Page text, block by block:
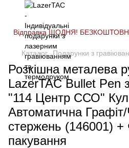
Відправка ЩОДНЯ!
Каталог Подарунки з
Розкішна металева
LazerTAC Bullet Pen
"114 Центр ССО"
Автоматична
стержень (146001) +
пакування